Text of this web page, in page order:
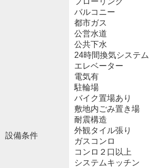
設備条件
バルコニー
都市ガス
公営水道
公共下水
24時間換気システム
エレベーター
電気有
駐輪場
バイク置場あり
敷地内ごみ置き場
耐震構造
外観タイル張り
ガスコンロ
コンロ２口以上
システムキッチン